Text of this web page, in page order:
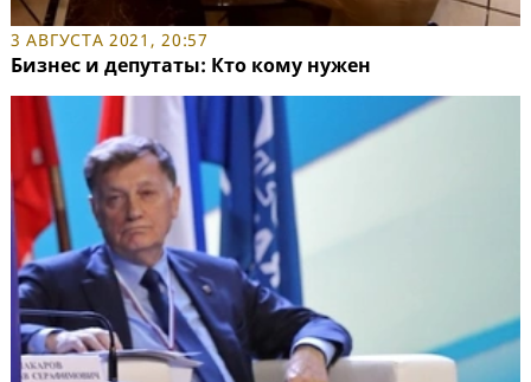
3 АВГУСТА 2021, 20:57
Бизнес и депутаты: Кто кому нужен